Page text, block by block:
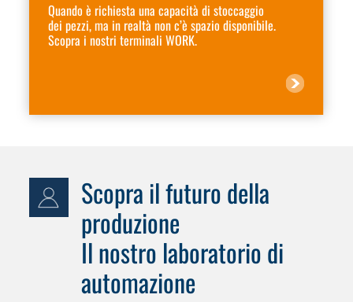
Quando è richiesta una capacità di stoccaggio
dei pezzi, ma in realtà non c’è spazio disponibile.
Scopra i nostri terminali WORK.
Scopra il futuro della
produzione
Il nostro laboratorio di
automazione